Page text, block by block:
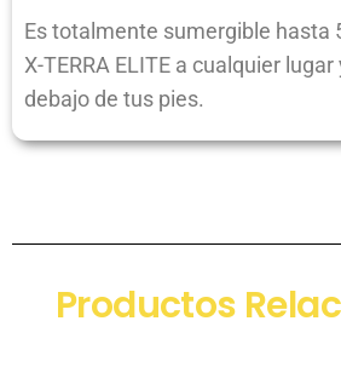
Es totalmente sumergible hasta
X-TERRA ELITE a cualquier
debajo de tus pies.
Productos